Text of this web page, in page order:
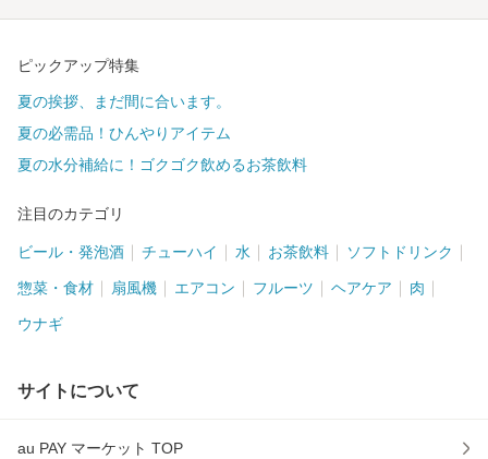
ピックアップ特集
夏の挨拶、まだ間に合います。
夏の必需品！ひんやりアイテム
夏の水分補給に！ゴクゴク飲めるお茶飲料
注目のカテゴリ
ビール・発泡酒 チューハイ 水 お茶飲料 ソフトドリンク
惣菜・食材 扇風機 エアコン フルーツ ヘアケア 肉
ウナギ
サイトについて
au PAY マーケット TOP